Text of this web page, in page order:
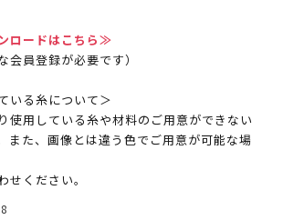
ロードはこちら≫
会員登録が必要です）
いる糸について＞
使用している糸や材料のご用意ができない
また、画像とは違う色でご用意が可能な場
せください。